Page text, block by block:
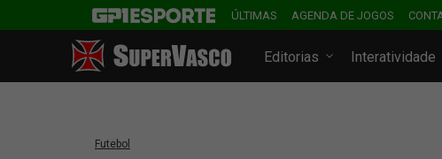
ÚLTIMAS AGENDA DE JOGOS
Editorias Interatividade
Futebol